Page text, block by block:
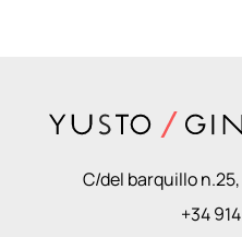
C/del barquillo
+34